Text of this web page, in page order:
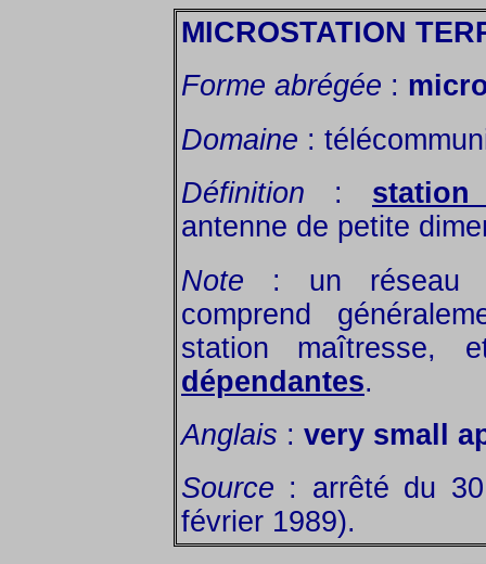
MICROSTATION
Forme abrégée :
Domaine :
Définition : station
antenne de petite
Note : un réseau
comprend
station
dépendantes.
Anglais : very small
Source : arrêté du
février 1989).